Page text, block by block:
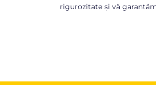
rigurozitate și vă